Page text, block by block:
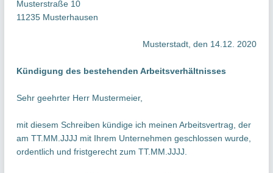
Musterstraße 10
11235 Musterhausen
Musterstadt, den 14.12. 2020
Kündigung des bestehenden Arbeitsverhältnisses
Sehr geehrter Herr Mustermeier,
mit diesem Schreiben kündige ich meinen Arbeitsvertrag, der
am TT.MM.JJJJ mit Ihrem Unternehmen geschlossen wurde,
ordentlich und fristgerecht zum TT.MM.JJJJ.